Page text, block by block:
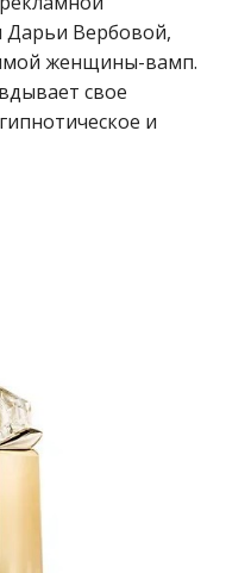
Дарьи Вербовой,
женщины-вамп.
свое
и